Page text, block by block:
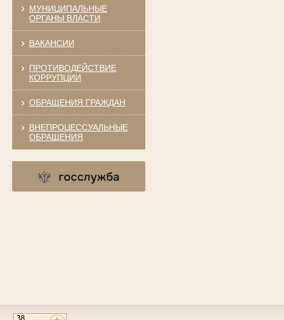
МУНИЦИПАЛЬНЫЕ
ОРГАНЫ ВЛАСТИ
ВАКАНСИИ
ПРОТИВОДЕЙСТВИЕ
КОРРУПЦИИ
ОБРАЩЕНИЯ ГРАЖДАН
ВНЕПРОЦЕССУАЛЬНЫЕ
ОБРАЩЕНИЯ